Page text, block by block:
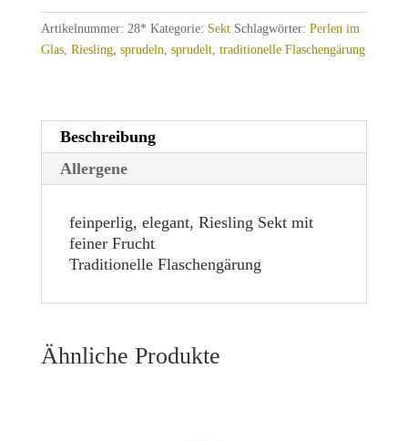
Menge
Artikelnummer: 28* Kategorie: Sekt Schlagwörter: Perlen im
Glas, Riesling, sprudeln sprudelt, traditionelle Flaschengärung
Beschreibung
Allergene
feinperlig, elegant, Riesling Sekt mit
feiner Frucht
Traditionelle Flaschengärung
Ähnliche Produkte